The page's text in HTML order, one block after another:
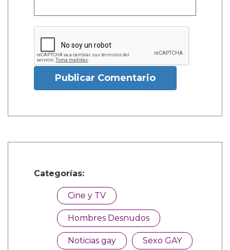
Publicar Comentario
Categorías:
Cine y TV
Hombres Desnudos
Noticias gay Sexo GAY